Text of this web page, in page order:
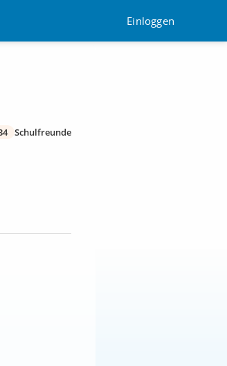
Einloggen
Schulfreunde